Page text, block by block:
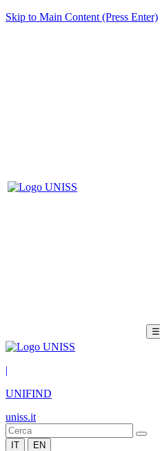
Skip to Main Content (Press Enter)
☰
|
UNIFIND
uniss.it
IT EN